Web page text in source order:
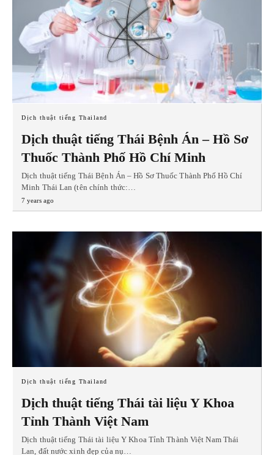
Dịch thuật tiếng Thailand
Dịch thuật tiếng Thái Bệnh Án – Hồ Sơ
Thuốc Thành Phố Hồ Chí Minh
Dịch thuật tiếng Thái Bệnh Án – Hồ Sơ Thuốc Thành Phố Hồ Chí
Minh Thái Lan (tên chính thức:…
7 years ago
Dịch thuật tiếng Thailand
Dịch thuật tiếng Thái tài liệu Y Khoa
Tỉnh Thành Việt Nam
Dịch thuật tiếng Thái tài liệu Y Khoa Tỉnh Thành Việt Nam Thái
Lan, đất nước xinh đẹp của nụ…